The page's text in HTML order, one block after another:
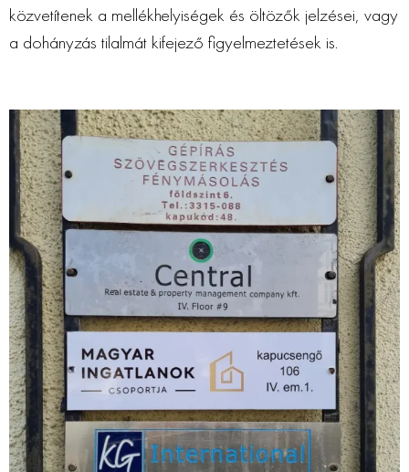
közvetítenek a mellékhelyiségek és öltözők jelzései, vagy
a dohányzás tilalmát kifejező figyelmeztetések is.